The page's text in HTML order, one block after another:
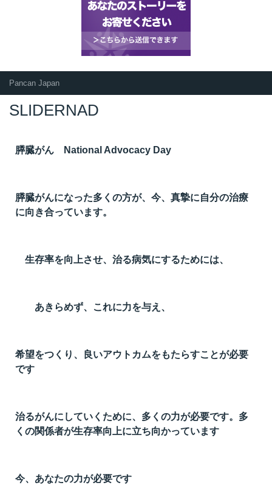
Pancan Japan
SLIDERNAD
膵臓がん National Advocacy Day
膵臓がんになった多くの方が、今、真摯に自分の治療
に向き合っています。
生存率を向上させ、治る病気にするためには、
あきらめず、これに力を与え、
希望をつくり、良いアウトカムをもたらすことが必要
です
治るがんにしていくために、多くの力が必要です。多
くの関係者が生存率向上に立ち向かっています
今、あなたの力が必要です